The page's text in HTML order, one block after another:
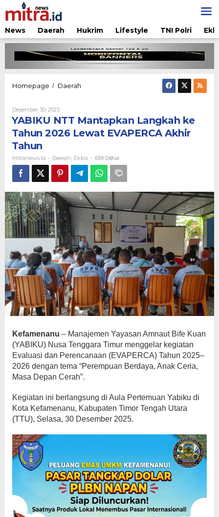
Lewati
ke
konten
News
Daerah Hukrim Lifestyle TNI Polri
Homepage / Daerah
ke
2026
EVAPERCA
Akhir
Tahun
Desember 30, 2025Oleh
Mitranews.id
YABIKU NTT Mantapkan Langkah ke
Tahun 2026 Lewat EVAPERCA Akhir
Tahun
Mitranews.id - Daerah Ekbis - 689 Dilihat
Kefamenanu – Manajemen Yayasan Amnaut Bife Kuan
(YABIKU) Nusa Tenggara Timur menggelar kegiatan
Evaluasi dan Perencanaan (EVAPERCA) Tahun 2025–
2026 dengan tema “Perempuan Berdaya, Anak Ceria,
Masa Depan Cerah”.
Kegiatan ini berlangsung di Aula Pertemuan Yabiku di
Kota Kefamenanu, Kabupaten Timor Tengah Utara
(TTU), Selasa, 30 Desember 2025.